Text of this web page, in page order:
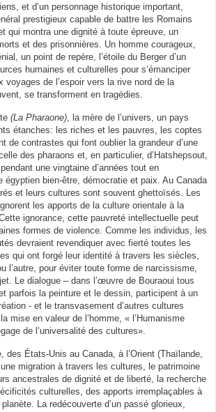
et d’un personnage historique important,
prestigieux capable de battre les Romains
qui montra une dignité à toute épreuve, un
et des prisonnières. Un homme courageux,
un point de repère, l’étoile du Berger d’un
humaines et culturelles pour s’émanciper
voyages de l’espoir vers la rive nord de la
se transforment en tragédies.
(La Pharaone) , la mère de l’univers, un pays
étanches: les riches et les pauvres, les coptes
de contrastes qui font oublier la grandeur d’une
des pharaons et, en particulier, d’Hatshepsout,
une vingtaine d’années tout en
égyptien bien-être, démocratie et paix. Au Canada
et leurs cultures sont souvent ghettoïsés. Les
les apports de la culture orientale à la
ignorance, cette pauvreté intellectuelle peut
formes de violence. Comme les individus, les
devraient revendiquer avec fierté toutes les
qui ont forgé leur identité à travers les siècles,
l’autre, pour éviter toute forme de narcissisme,
Le dialogue – dans l’œuvre de Bouraoui tous
parfois la peinture et le dessin, participent à un
- et le transvasement d’autres cultures
mise en valeur de l’homme, « l’Humanisme
de l’universalité des cultures».
des États-Unis au Canada, à l’Orient (Thaïlande,
migration à travers les cultures, le patrimoine
ancestrales de dignité et de liberté, la recherche
culturelles, des apports irremplaçables à
La redécouverte d’un passé glorieux,